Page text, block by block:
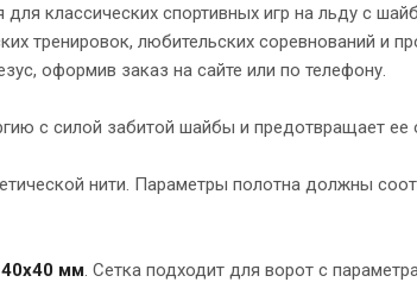
классических спортивных игр на льду с
тренировок, любительских соревнований и
оформив заказ на сайте или по телефону.
с силой забитой шайбы и предотвращает ее
нити. Параметры полотна должны
40х40 мм. Сетка подходит для ворот с